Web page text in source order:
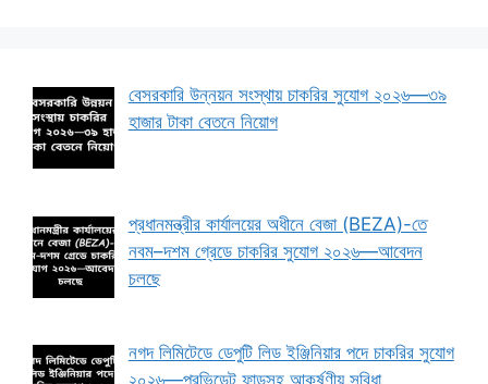
বেসরকারি উন্নয়ন সংস্থায় চাকরির সুযোগ ২০২৬—৩৯
হাজার টাকা বেতনে নিয়োগ
প্রধানমন্ত্রীর কার্যালয়ের অধীনে বেজা (BEZA)-তে
নবম–দশম গ্রেডে চাকরির সুযোগ ২০২৬—আবেদন
চলছে
নগদ লিমিটেডে ডেপুটি লিড ইঞ্জিনিয়ার পদে চাকরির সুযোগ
২০২৬—প্রভিডেন্ট ফান্ডসহ আকর্ষণীয় সুবিধা